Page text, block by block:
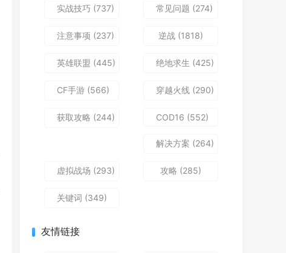
实战技巧 (737) 常见问题 (274)
注意事项 (237) 逆战 (1818)
英雄联盟 (445) 绝地求生 (425)
CF手游 (566) 穿越火线 (290)
获取攻略 (244) COD16 (552)
解决方案 (264)
虚拟战场 (293) 攻略 (285)
关键词 (349)
友情链接